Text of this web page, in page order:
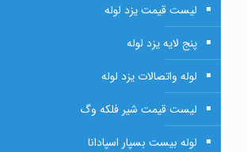
لیست قیمت یزد لوله
پنج لایه یزد لوله
لوله واتصالات یزد لوله
لیست قیمت شیر فلکه وگ
لوله بیست بسپار اسپادانا